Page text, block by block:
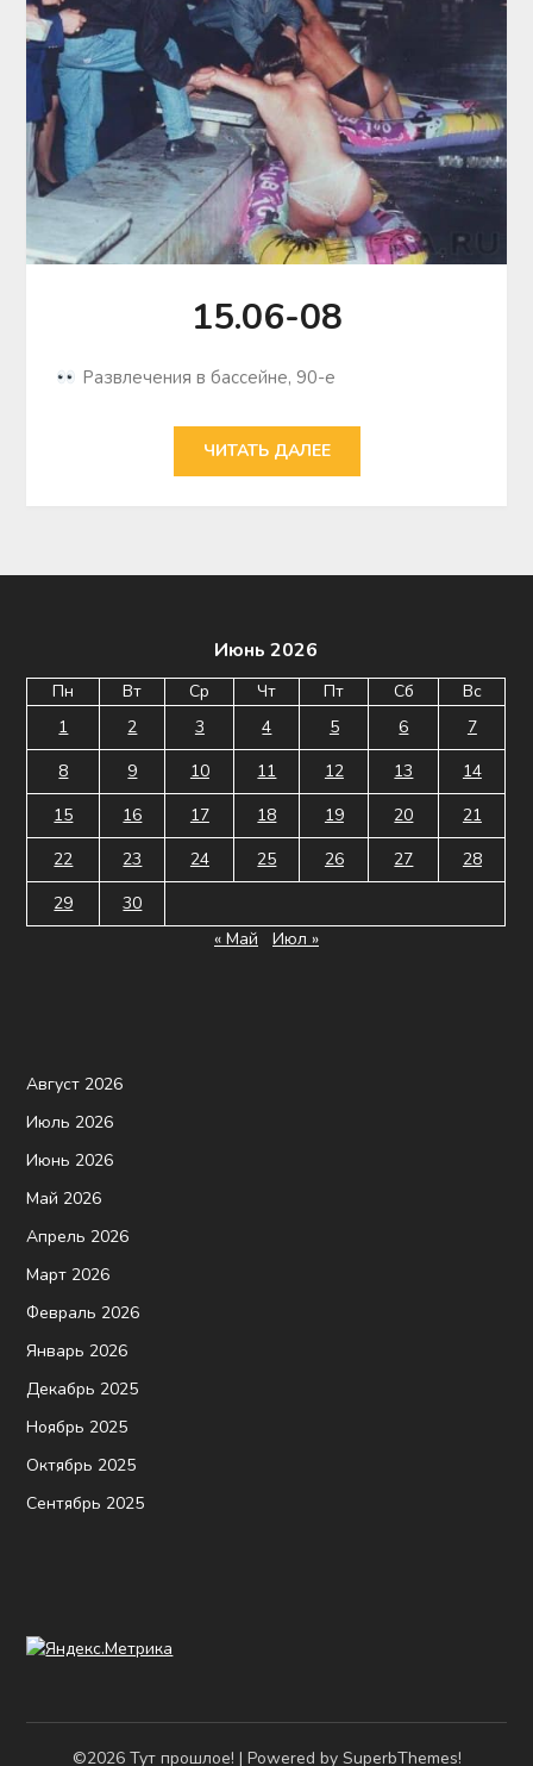
15.06-08
Развлечения в бассейне, 90-е
ЧИТАТЬ ДАЛЕЕ
Июнь 2026
Пн Вт Ср Чт Пт Сб
Вс
1
2 3 4 5 6
7
8
9 10 11 12 13
14
15
16 17 18 19 20
21
22
23 24 25 26 27
28
29
30
« Май
Июл »
Август 2026
Июль 2026
Июнь 2026
Май 2026
Апрель 2026
Март 2026
Февраль 2026
Январь 2026
Декабрь 2025
Ноябрь 2025
Октябрь 2025
Сентябрь 2025
©2026 Тут прошлое! | Powered by SuperbThemes!